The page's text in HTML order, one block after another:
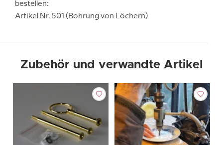
bestellen:
Artikel Nr. 501 (Bohrung von Löchern)
Zubehör und verwandte Artikel